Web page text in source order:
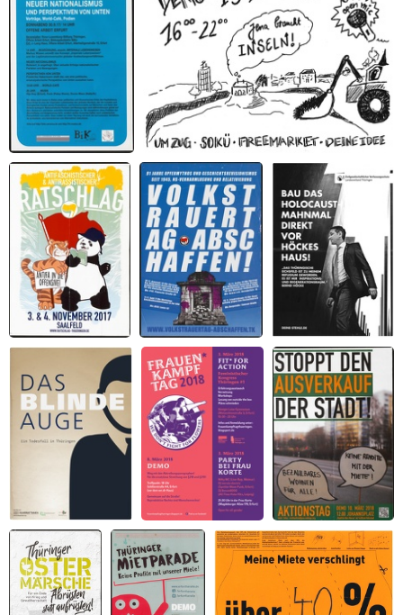
Imperiale
Lebensweise, Neuer
Nationalismus und
Perspektiven von
Unten
Jena braucht Inseln
Antifaschistischer
antirassistischer
Ratschlag
Volkstrauertag
abschaffen
Bau das Holocaust
Mahnmal direkt vor
Höckes Haus!
Das blinde Auge
Frauen*Kampftag
Thüringen 2018
Stoppt den
Ausverkauf der
Stadt